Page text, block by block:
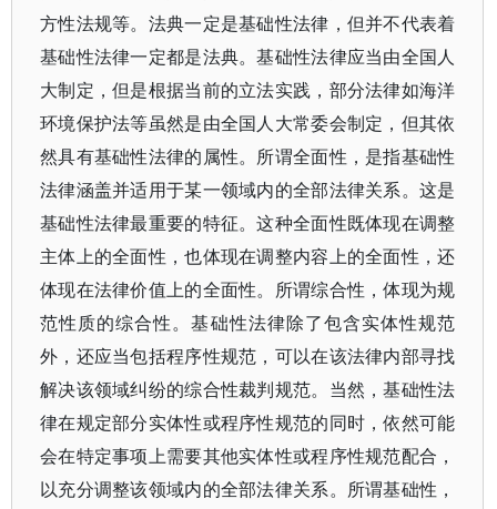
方性法规等。法典一定是基础性法律，但并不代表着
基础性法律一定都是法典。基础性法律应当由全国人
大制定，但是根据当前的立法实践，部分法律如海洋
环境保护法等虽然是由全国人大常委会制定，但其依
然具有基础性法律的属性。所谓全面性，是指基础性
法律涵盖并适用于某一领域内的全部法律关系。这是
基础性法律最重要的特征。这种全面性既体现在调整
主体上的全面性，也体现在调整内容上的全面性，还
体现在法律价值上的全面性。所谓综合性，体现为规
范性质的综合性。基础性法律除了包含实体性规范
外，还应当包括程序性规范，可以在该法律内部寻找
解决该领域纠纷的综合性裁判规范。当然，基础性法
律在规定部分实体性或程序性规范的同时，依然可能
会在特定事项上需要其他实体性或程序性规范配合，
以充分调整该领域内的全部法律关系。所谓基础性，